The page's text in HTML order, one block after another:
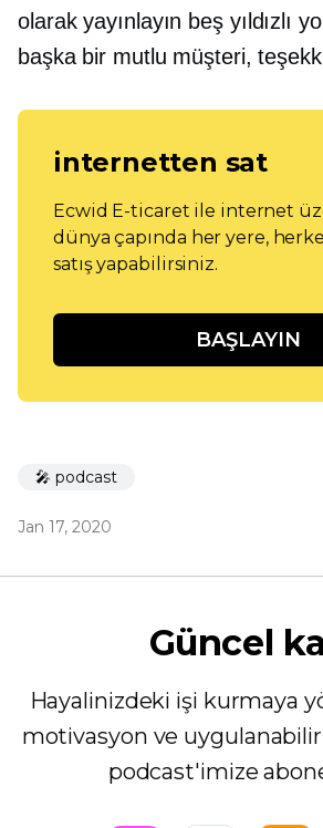
olarak yayınlayın beş yıldızlı
başka bir mutlu müşteri,
internetten sat
Ecwid E-ticaret ile internet
dünya çapında her yere,
satış yapabilirsiniz.
BAŞLAYIN
🎤 podcast
Jan 17, 2020
Güncel
Hayalinizdeki işi kurmaya
motivasyon ve
podcast'imize